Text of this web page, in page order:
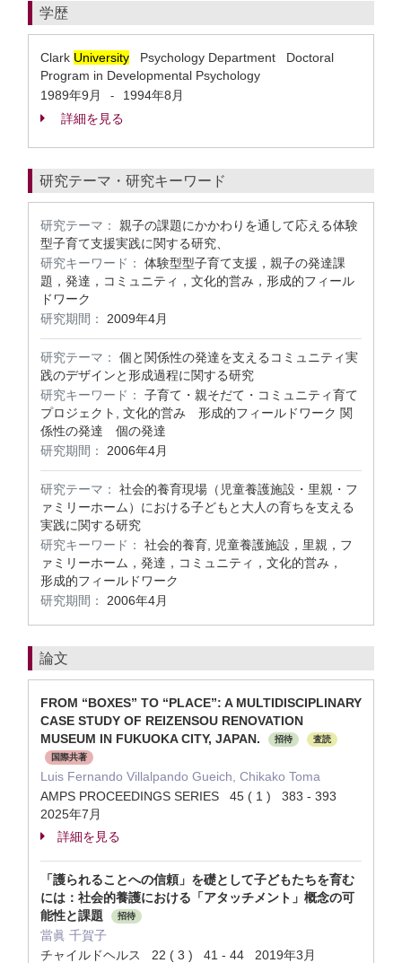
学歴
Clark University Psychology Department Doctoral
Program in Developmental Psychology
1989年9月
-
1994年8月
詳細を見る
研究テーマ・研究キーワード
研究テーマ：
親子の課題にかかわりを通して応える体験
型子育て支援実践に関する研究、
研究キーワード：
体験型型子育て支援，親子の発達課
題，発達，コミュニティ，文化的営み，形成的フィール
ドワーク
研究期間：
2009年4月
研究テーマ：
個と関係性の発達を支えるコミュニティ実
践のデザインと形成過程に関する研究
研究キーワード：
子育て・親そだて・コミュニティ育て
プロジェクト, 文化的営み 形成的フィールドワーク 関
係性の発達 個の発達
研究期間：
2006年4月
研究テーマ：
社会的養育現場（児童養護施設・里親・フ
ァミリーホーム）における子どもと大人の育ちを支える
実践に関する研究
研究キーワード：
社会的養育, 児童養護施設，里親，フ
ァミリーホーム，発達，コミュニティ，文化的営み，
形成的フィールドワーク
研究期間：
2006年4月
論文
FROM “BOXES” TO “PLACE”: A MULTIDISCIPLINARY
CASE STUDY OF REIZENSOU RENOVATION
MUSEUM IN FUKUOKA CITY, JAPAN.
招待
査読
国際共著
Luis Fernando Villalpando Gueich, Chikako Toma
AMPS PROCEEDINGS SERIES 45 ( 1 ) 383 - 393
2025年7月
詳細を見る
「護られることへの信頼」を礎として子どもたちを育む
には：社会的養護における「アタッチメント」概念の可
能性と課題
招待
當眞 千賀子
チャイルドヘルス 22 ( 3 ) 41 - 44 2019年3月